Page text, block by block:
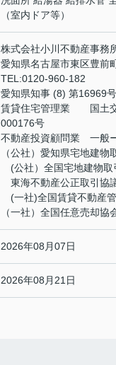
（室内ドア等）
株式会社小川不動産事務
愛知県名古屋市東区豊前
TEL:0120-960-182
愛知県知事 (8) 第16969号
賃貸住宅管理業 国土
000176号
不動産投資顧問業 一般
（公社）愛知県宅地建物
(公社）全国宅地建物取
東海不動産公正取引協
(一社)全国賃貸不動産
（一社）全国任意売却協
2026年08月07日
2026年08月21日